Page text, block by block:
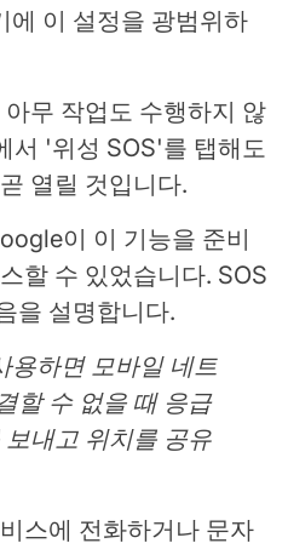
에 이 설정을 광범위하
무 작업도 수행하지 않
서 '위성 SOS'를 탭해도
열릴 것입니다.
이 이 기능을 준비
할 수 있었습니다. SOS
을 설명합니다.
용하면 모바일 네트
할 수 없을 때 응급
내고 위치를 공유
스에 전화하거나 문자